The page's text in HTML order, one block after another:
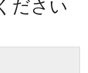
ださい